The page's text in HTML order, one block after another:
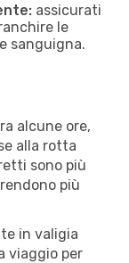
assicurati
le
sanguigna.
alcune ore,
alla rotta
sono più
più
in valigia
viaggio per